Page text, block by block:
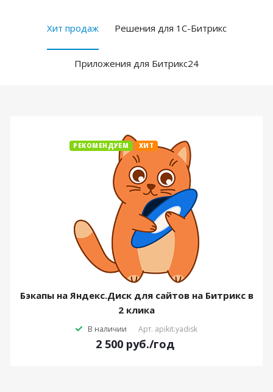
Хит продаж Решения для 1С-Битрикс
Приложения для Битрикс24
РЕКОМЕНДУЕМ ХИТ
Бэкапы на Яндекс.Диск для сайтов на Битрикс в
2 клика
В наличии Арт. apikit.yadisk
2 500 руб./год